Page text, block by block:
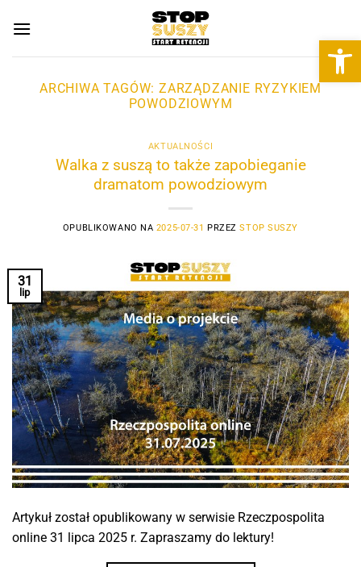
ARCHIWA TAGÓW: ZARZĄDZANIE RYZYKIEM
POWODZIOWYM
AKTUALNOŚCI
Walka z suszą to także zapobieganie
dramatom powodziowym
OPUBLIKOWANO NA 2025-07-31 PRZEZSTOP SUSZY
31
lip
Artykuł został opublikowany w serwisie Rzeczpospolita
online 31 lipca 2025 r. Zapraszamy do lektury!